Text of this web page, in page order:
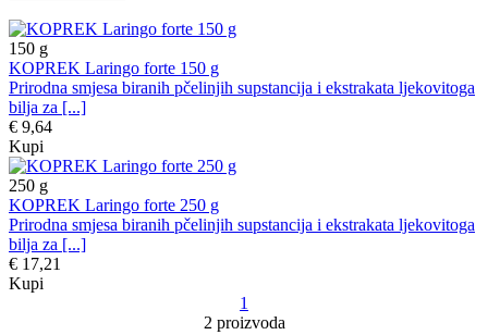
150 g
KOPREK Laringo forte 150 g
Prirodna smjesa biranih pčelinjih supstancija i ekstrakata ljekovitoga
bilja za [...]
€ 9,64
Kupi
250 g
KOPREK Laringo forte 250 g
Prirodna smjesa biranih pčelinjih supstancija i ekstrakata ljekovitoga
bilja za [...]
€ 17,21
Kupi
1
2 proizvoda